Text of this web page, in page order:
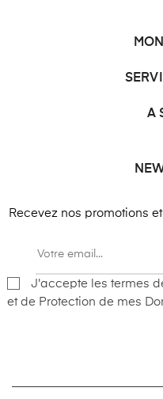
A
Recevez nos promotions
J'accepte les termes
et de Protection de mes